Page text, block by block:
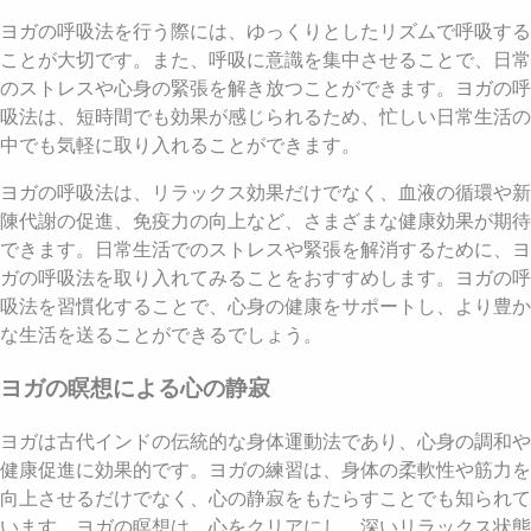
ヨガの呼吸法を行う際には、ゆっくりとしたリズムで呼吸する
ことが大切です。また、呼吸に意識を集中させることで、日常
のストレスや心身の緊張を解き放つことができます。ヨガの呼
吸法は、短時間でも効果が感じられるため、忙しい日常生活の
中でも気軽に取り入れることができます。
ヨガの呼吸法は、リラックス効果だけでなく、血液の循環や新
陳代謝の促進、免疫力の向上など、さまざまな健康効果が期待
できます。日常生活でのストレスや緊張を解消するために、ヨ
ガの呼吸法を取り入れてみることをおすすめします。ヨガの呼
吸法を習慣化することで、心身の健康をサポートし、より豊か
な生活を送ることができるでしょう。
ヨガの瞑想による心の静寂
ヨガは古代インドの伝統的な身体運動法であり、心身の調和や
健康促進に効果的です。ヨガの練習は、身体の柔軟性や筋力を
向上させるだけでなく、心の静寂をもたらすことでも知られて
います。ヨガの瞑想は、心をクリアにし、深いリラックス状態